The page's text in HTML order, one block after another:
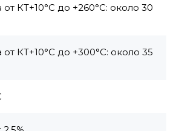
КТ+10°C до +260°C: около 30
КТ+10°C до +300°C: около 35